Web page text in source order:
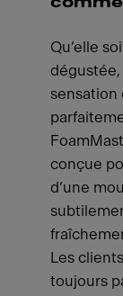
Qu’elle
dégustée,
sensation
conçue
d’une
Les
toujours